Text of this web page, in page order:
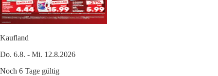
Kaufland
Do. 6.8. - Mi. 12.8.2026
Noch 6 Tage gültig